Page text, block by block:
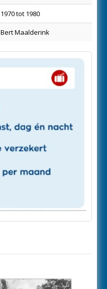
1970 tot 1980
Bert Maalderink